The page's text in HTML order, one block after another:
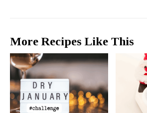
More Recipes Like This